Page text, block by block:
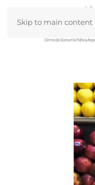
Skip to main content